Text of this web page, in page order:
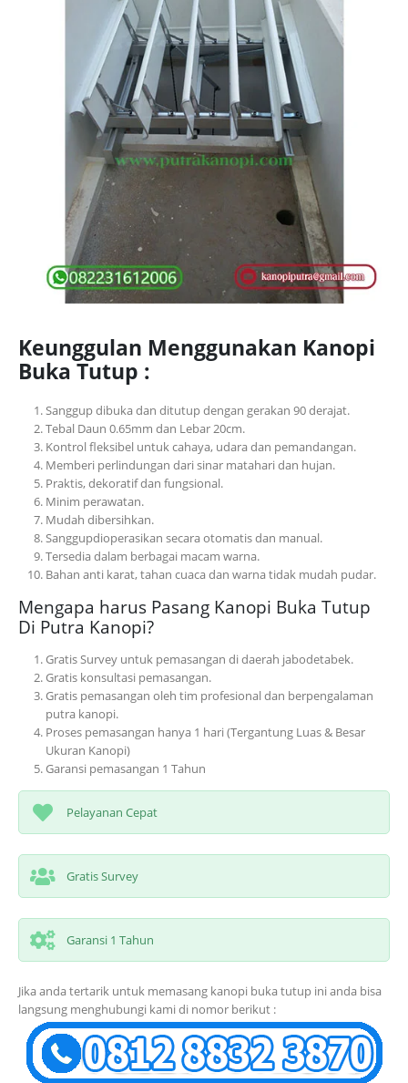
Keunggulan Menggunakan Kanopi
Buka Tutup :
Sanggup dibuka dan ditutup dengan gerakan 90 derajat.
Tebal Daun 0.65mm dan Lebar 20cm.
Kontrol fleksibel untuk cahaya, udara dan pemandangan.
Memberi perlindungan dari sinar matahari dan hujan.
Praktis, dekoratif dan fungsional.
Minim perawatan.
Mudah dibersihkan.
Sanggupdioperasikan secara otomatis dan manual.
Tersedia dalam berbagai macam warna.
Bahan anti karat, tahan cuaca dan warna tidak mudah pudar.
Mengapa harus Pasang Kanopi Buka Tutup
Di Putra Kanopi?
Gratis Survey untuk pemasangan di daerah jabodetabek.
Gratis konsultasi pemasangan.
Gratis pemasangan oleh tim profesional dan berpengalaman
putra kanopi.
Proses pemasangan hanya 1 hari (Tergantung Luas & Besar
Ukuran Kanopi)
Garansi pemasangan 1 Tahun
Pelayanan Cepat
Gratis Survey
Garansi 1 Tahun
Jika anda tertarik untuk memasang kanopi buka tutup ini anda bisa
langsung menghubungi kami di nomor berikut :